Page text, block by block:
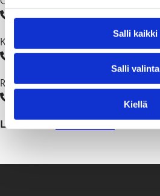
Salli kaikki
Salli valinta
Kiellä
019 289 2667
Katriina Asikainen, päiväkodinjohtaja
019 289 2684
Riikka Jääskeläinen, päiväkodinjohtaja
Lisää tietoa: